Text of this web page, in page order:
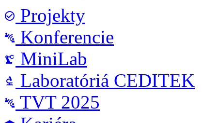
check_circle_outline Projekty
connect_without_contact Konferencie
precision_manufacturing MiniLab
biotech Laboratóriá CEDITEK
connect_without_contact TVT 2025